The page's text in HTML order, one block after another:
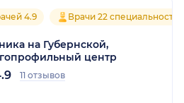
4.9 Врачи 22 специальностей
на Губернской,
центр
11 отзывов